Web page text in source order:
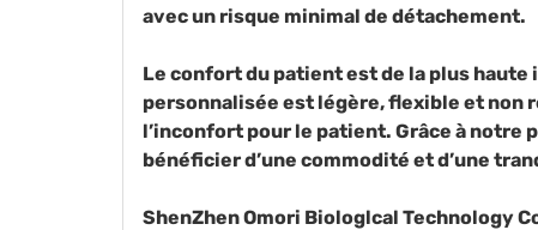
avec un risque minimal de détachement.
Le confort du patient est de la plus
personnalisée est légère, flexible et
l’inconfort pour le patient. Grâce à
bénéficier d’une commodité et d’une
ShenZhen Omori Biologlcal Technology